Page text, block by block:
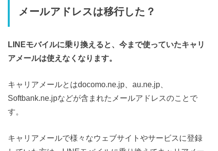
メールアドレスは移行した？
LINEモバイルに乗り換えると、今まで使っていたキャリ
アメールは使えなくなります。
キャリアメールとはdocomo.ne.jp、au.ne.jp、
Softbank.ne.jpなどが含まれたメールアドレスのことで
す。
キャリアメールで様々なウェブサイトやサービスに登録